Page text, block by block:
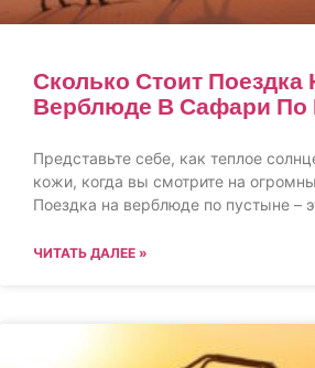
Сколько Стоит Поездка
Верблюде В Сафари По
Представьте себе, как теплое
кожи, когда вы смотрите на
Поездка на верблюде по пустыне –
ЧИТАТЬ ДАЛЕЕ »